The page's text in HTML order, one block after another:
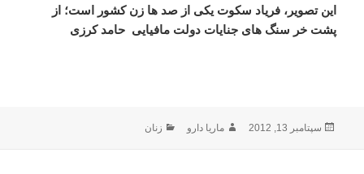
این تصویر، فریاد سکوت یکی از صد ها زن کشور است؛ از
پشت خر سنگ های جنایات دولت مافیایی حامد کرزی
ارسال
سپتامبر 13, 2012 نویسنده
ماریا دارو دسته‌ها
زنان